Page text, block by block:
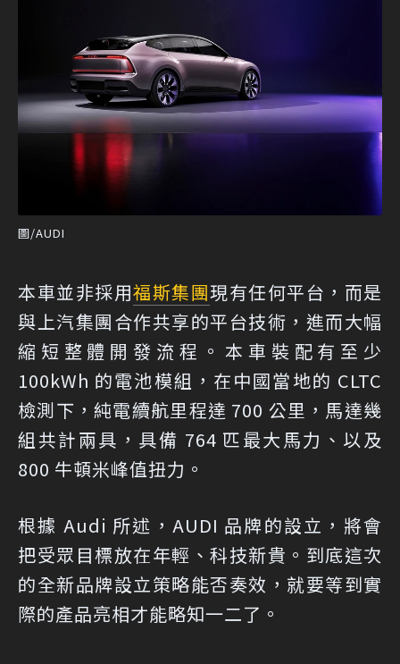
圖/AUDI
本車並非採用福斯集團現有任何平台，而是
與上汽集團合作共享的平台技術，進而大幅
縮短整體開發流程。本車裝配有至少
100kWh 的電池模組，在中國當地的 CLTC
檢測下，純電續航里程達 700 公里，馬達幾
組共計兩具，具備 764 匹最大馬力、以及
800 牛頓米峰值扭力。
根據 Audi 所述，AUDI 品牌的設立，將會
把受眾目標放在年輕、科技新貴。到底這次
的全新品牌設立策略能否奏效，就要等到實
際的產品亮相才能略知一二了。